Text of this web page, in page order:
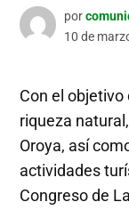
por
10 de
Con el
riqueza
Oroya, así
actividades
Congreso de